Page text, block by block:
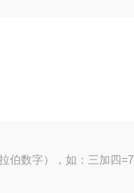
伯数字），如：三加四=7